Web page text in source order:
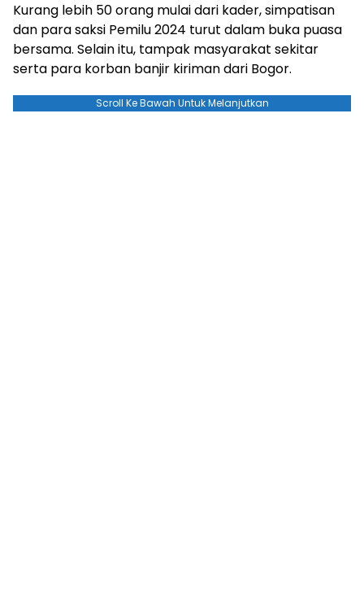
Kurang lebih 50 orang mulai dari kader, simpatisan
dan para saksi Pemilu 2024 turut dalam buka puasa
bersama. Selain itu, tampak masyarakat sekitar
serta para korban banjir kiriman dari Bogor.
Scroll Ke Bawah Untuk Melanjutkan